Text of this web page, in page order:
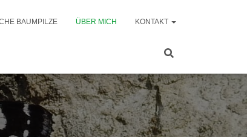
BAUMPILZE ÜBER MICH KONTAKT